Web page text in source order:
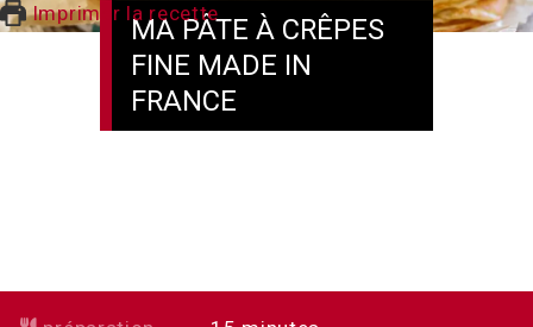
MA PÂTE À CRÊPES
FINE MADE IN
FRANCE
Imprimer la recette